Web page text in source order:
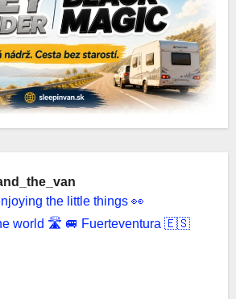
the little things 👀
world 🛣️ 🚐 Fuerteventura 🇪🇸